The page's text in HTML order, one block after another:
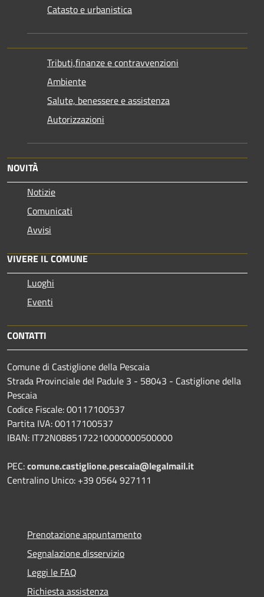
Catasto e urbanistica
Tributi,finanze e contravvenzioni
Ambiente
Salute, benessere e assistenza
Autorizzazioni
NOVITÀ
Notizie
Comunicati
Avvisi
VIVERE IL COMUNE
Luoghi
Eventi
CONTATTI
Comune di Castiglione della Pescaia
Strada Provinciale del Padule 3 - 58043 - Castiglione della
Pescaia
Codice Fiscale: 00117100537
Partita IVA: 00117100537
IBAN: IT72N0885172210000000500000
PEC:comune.castiglione.pescaia@legalmail.it
Centralino Unico: +39 0564 927111
Prenotazione appuntamento
Segnalazione disservizio
Leggi le FAQ
Richiesta assistenza